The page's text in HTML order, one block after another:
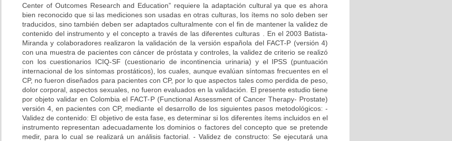
Center of Outcomes Research and Education” requiere la adaptación cultural ya que es ahora
bien reconocido que si las mediciones son usadas en otras culturas, los ítems no solo deben ser
traducidos, sino también deben ser adaptados culturalmente con el fin de mantener la validez de
contenido del instrumento y el concepto a través de las diferentes culturas . En el 2003 Batista-
Miranda y colaboradores realizaron la validación de la versión española del FACT-P (versión 4)
con una muestra de pacientes con cáncer de próstata y controles, la validez de criterio se realizó
con los cuestionarios ICIQ-SF (cuestionario de incontinencia urinaria) y el IPSS (puntuación
internacional de los síntomas prostáticos), los cuales, aunque evalúan síntomas frecuentes en el
CP, no fueron diseñados para pacientes con CP, por lo que aspectos tales como perdida de peso,
dolor corporal, aspectos sexuales, no fueron evaluados en la validación. El presente estudio tiene
por objeto validar en Colombia el FACT-P (Functional Assessment of Cancer Therapy- Prostate)
versión 4, en pacientes con CP, mediante el desarrollo de los siguientes pasos metodológicos: -
Validez de contenido: El objetivo de esta fase, es determinar si los diferentes ítems incluidos en el
instrumento representan adecuadamente los dominios o factores del concepto que se pretende
medir, para lo cual se realizará un análisis factorial. - Validez de constructo: Se ejecutará una